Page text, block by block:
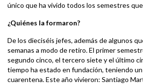
único que ha vivido todos los semestres
¿Quiénes la formaron?
De los dieciséis jefes, además de algunos
semanas a modo de retiro. El primer
segundo cinco, el tercero siete y el último
tiempo ha estado en fundación, teniendo un
cuarentena. Este año vivieron: Santiago